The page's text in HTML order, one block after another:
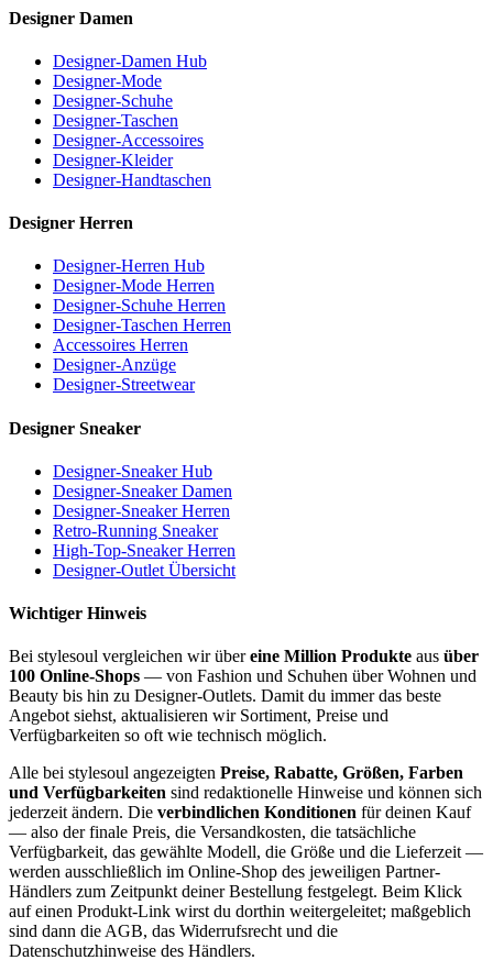
Designer Damen
Designer-Damen Hub
Designer-Mode
Designer-Schuhe
Designer-Taschen
Designer-Accessoires
Designer-Kleider
Designer-Handtaschen
Designer Herren
Designer-Herren Hub
Designer-Mode Herren
Designer-Schuhe Herren
Designer-Taschen Herren
Accessoires Herren
Designer-Anzüge
Designer-Streetwear
Designer Sneaker
Designer-Sneaker Hub
Designer-Sneaker Damen
Designer-Sneaker Herren
Retro-Running Sneaker
High-Top-Sneaker Herren
Designer-Outlet Übersicht
Wichtiger Hinweis
Bei stylesoul vergleichen wir übereine Million Produkte aus über
100 Online-Shops — von Fashion und Schuhen über Wohnen und
Beauty bis hin zu Designer-Outlets. Damit du immer das beste
Angebot siehst, aktualisieren wir Sortiment, Preise und
Verfügbarkeiten so oft wie technisch möglich.
Alle bei stylesoul angezeigten Preise, Rabatte, Größen, Farben
und Verfügbarkeiten sind redaktionelle Hinweise und können sich
jederzeit ändern. Die verbindlichen Konditionen für deinen Kauf
— also der finale Preis, die Versandkosten, die tatsächliche
Verfügbarkeit, das gewählte Modell, die Größe und die Lieferzeit —
werden ausschließlich im Online-Shop des jeweiligen Partner-
Händlers zum Zeitpunkt deiner Bestellung festgelegt. Beim Klick
auf einen Produkt-Link wirst du dorthin weitergeleitet; maßgeblich
sind dann die AGB, das Widerrufsrecht und die
Datenschutzhinweise des Händlers.